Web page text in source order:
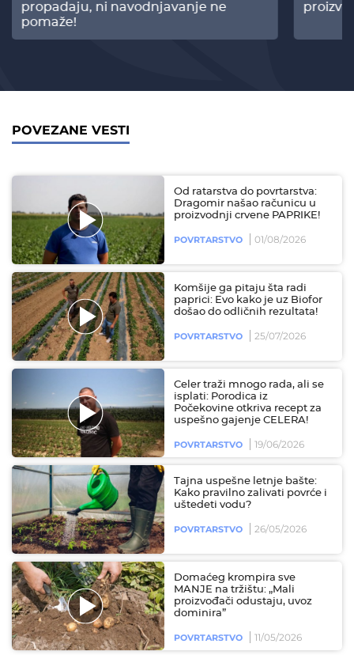
propadaju, ni navodnjavanje ne
pomaže!
POVEZANE VESTI
Od ratarstva do povrtarstva:
Dragomir našao računicu u
proizvodnji crvene PAPRIKE!
POVRTARSTVO 01/08/2026
Komšije ga pitaju šta radi
paprici: Evo kako je uz Biofor
došao do odličnih rezultata!
POVRTARSTVO 25/07/2026
Celer traži mnogo rada, ali se
isplati: Porodica iz
Počekovine otkriva recept za
uspešno gajenje CELERA!
POVRTARSTVO 19/06/2026
Tajna uspešne letnje bašte:
Kako pravilno zalivati povrće i
uštedeti vodu?
POVRTARSTVO 26/05/2026
Domaćeg krompira sve
MANJE na tržištu: „Mali
proizvođači odustaju, uvoz
dominira”
POVRTARSTVO 11/05/2026